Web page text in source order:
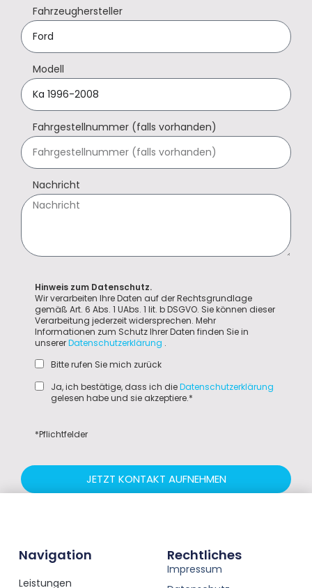
Fahrzeughersteller
Modell
Fahrgestellnummer (falls vorhanden)
Nachricht
Hinweis zum Datenschutz.
Wir verarbeiten Ihre Daten auf der Rechtsgrundlage
gemäß Art. 6 Abs. 1 UAbs. 1 lit. b DSGVO. Sie können dieser
Verarbeitung jederzeit widersprechen. Mehr
Informationen zum Schutz Ihrer Daten finden Sie in
unsererDatenschutzerklärung .
Bitte rufen Sie mich zurück
Ja, ich bestätige, dass ich dieDatenschutzerklärung
gelesen habe und sie akzeptiere.*
*Pflichtfelder
JETZT KONTAKT AUFNEHMEN
Navigation
Leistungen
Rechtliches
Impressum